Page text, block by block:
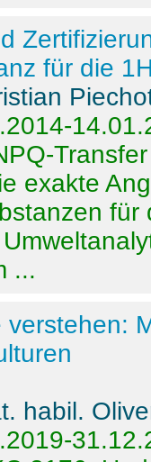
für die
Transfer
exakte
...
habil.